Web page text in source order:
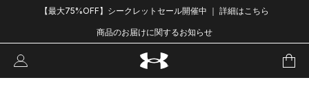
【最大75%OFF】シークレットセール開催中 ｜ 詳細はこちら
商品のお届けに関するお知らせ